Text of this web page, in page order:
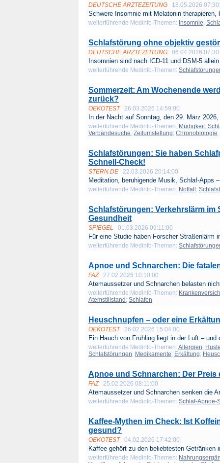
DEUTSCHE ÄRZTEZEITUNG 18.05.2026
Schwere Insomnie mit Melatonin therapieren,
weiterführende Medinfo-Themen: Insomnie;
Schlafstörung ohne objektiv
DEUTSCHE ÄRZTEZEITUNG 06.04.2026
Insomnien sind nach ICD-11 und DSM-5
weiterführende Medinfo-Themen:
Sommerzeit: Am Wochenende
zurück?
OEKOTEST 26.03.2026 14:59:00
In der Nacht auf Sonntag, den 29. März
weiterführende Medinfo-Themen: Müdigkeit;
Verbändesuche; Zeitumstellung; Chronobiologie
Schlafstörungen: Sie haben
Schnell-Check!
STERN.DE 22.03.2026 20:14:00
Meditation, beruhigende Musik, Schlaf-Apps
weiterführende Medinfo-Themen: Notfall ;
Schlafstörungen: Verkehrslärm im
Gesundheit
SPIEGEL 01.03.2026 09:11:00
Für eine Studie haben Forscher Straßenlärm
weiterführende Medinfo-Themen:
Apnoe und Schnarchen: Die
FAZ 27.02.2026 10:10:00
Atemaussetzer und Schnarchen belasten
weiterführende Medinfo-Themen:
Atemstillstand ; Schlafen
Heuschnupfen – oder eine
OEKOTEST 26.02.2026 15:04:00
Ein Hauch von Frühling liegt in der Luft – und
weiterführende Medinfo-Themen: Allergien;
Schlafstörungen; Medikamente; Erkältung;
Apnoe und Schnarchen: Der Preis
FAZ 25.02.2026 08:11:00
Atemaussetzer und Schnarchen senken die
weiterführende Medinfo-Themen: Schlaf-Apnoe-
Kaffee-Mythen im Check: Ist
gesund?
OEKOTEST 04.02.2026 17:42:00
Kaffee gehört zu den beliebtesten Getränken
weiterführende Medinfo-Themen: